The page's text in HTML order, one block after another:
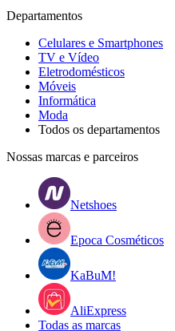
Departamentos
Celulares e Smartphones
TV e Vídeo
Eletrodomésticos
Móveis
Informática
Moda
Todos os departamentos
Nossas marcas e parceiros
Netshoes
Epoca Cosméticos
KaBuM!
AliExpress
Todas as marcas